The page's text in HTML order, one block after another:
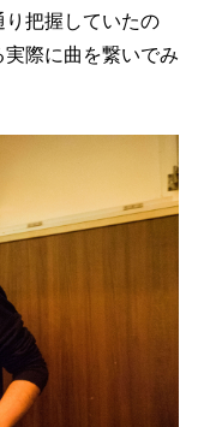
把握していたの
際に曲を繋いでみ